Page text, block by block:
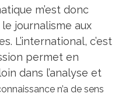
m’est donc
le journalisme aux
L’international, c’est
permet en
dans l’analyse et
n’a de sens